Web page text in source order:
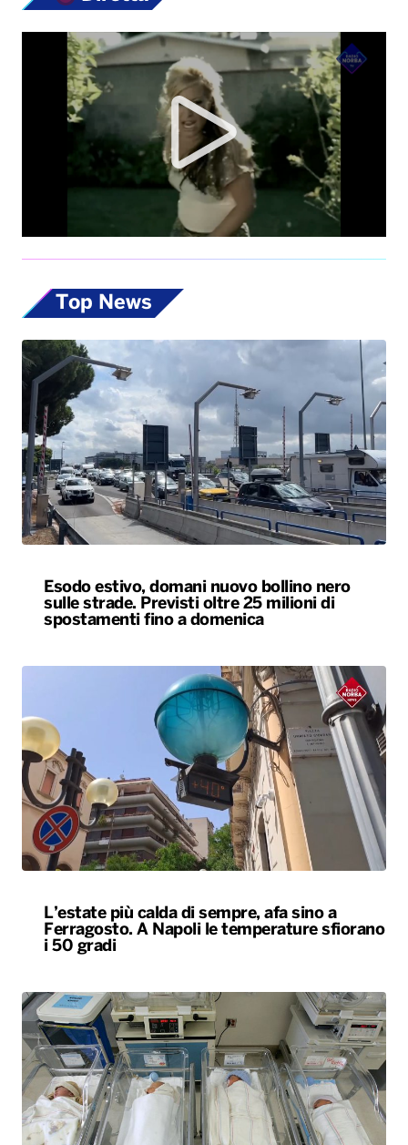
Top News
Esodo estivo, domani nuovo bollino nero
sulle strade. Previsti oltre 25 milioni di
spostamenti fino a domenica
L’estate più calda di sempre, afa sino a
Ferragosto. A Napoli le temperature sfiorano
i 50 gradi